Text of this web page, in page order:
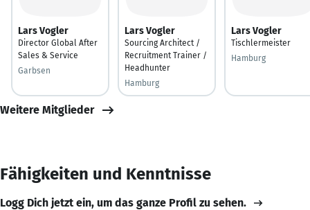
Lars Vogler
Director Global After
Sales & Service
Garbsen
Lars Vogler
Sourcing Architect /
Recruitment Trainer /
Headhunter
Hamburg
Lars Vogler
Tischlermeister
Hamburg
Weitere Mitglieder
Fähigkeiten und Kenntnisse
Logg Dich jetzt ein, um das ganze Profil zu sehen.